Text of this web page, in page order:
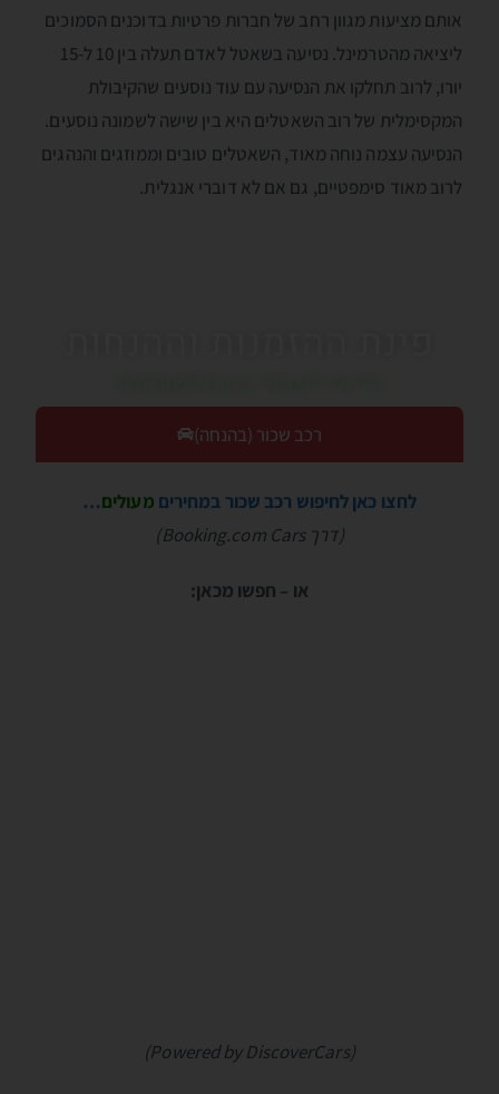
אותם מציעות מגוון רחב של חברות פרטיות בדוכנים הסמוכים
ליציאה מהטרמינל. נסיעה בשאטל לאדם תעלה בין 10 ל-15
יורו, לרוב תחלקו את הנסיעה עם עוד נוסעים שהקיבולת
המקסימלית של רוב השאטלים היא בין שישה לשמונה נוסעים.
הנסיעה עצמה נוחה מאוד, השאטלים טובים וממוזגים והנהגים
לרוב מאוד סימפטיים, גם אם לא דוברי אנגלית.
רכב שכור (בהנחה)
לחצו כאן לחיפוש רכב שכור במחירים מעולים…
(דרך Booking.com Cars)
או – חפשו מכאן:
(Powered by DiscoverCars)